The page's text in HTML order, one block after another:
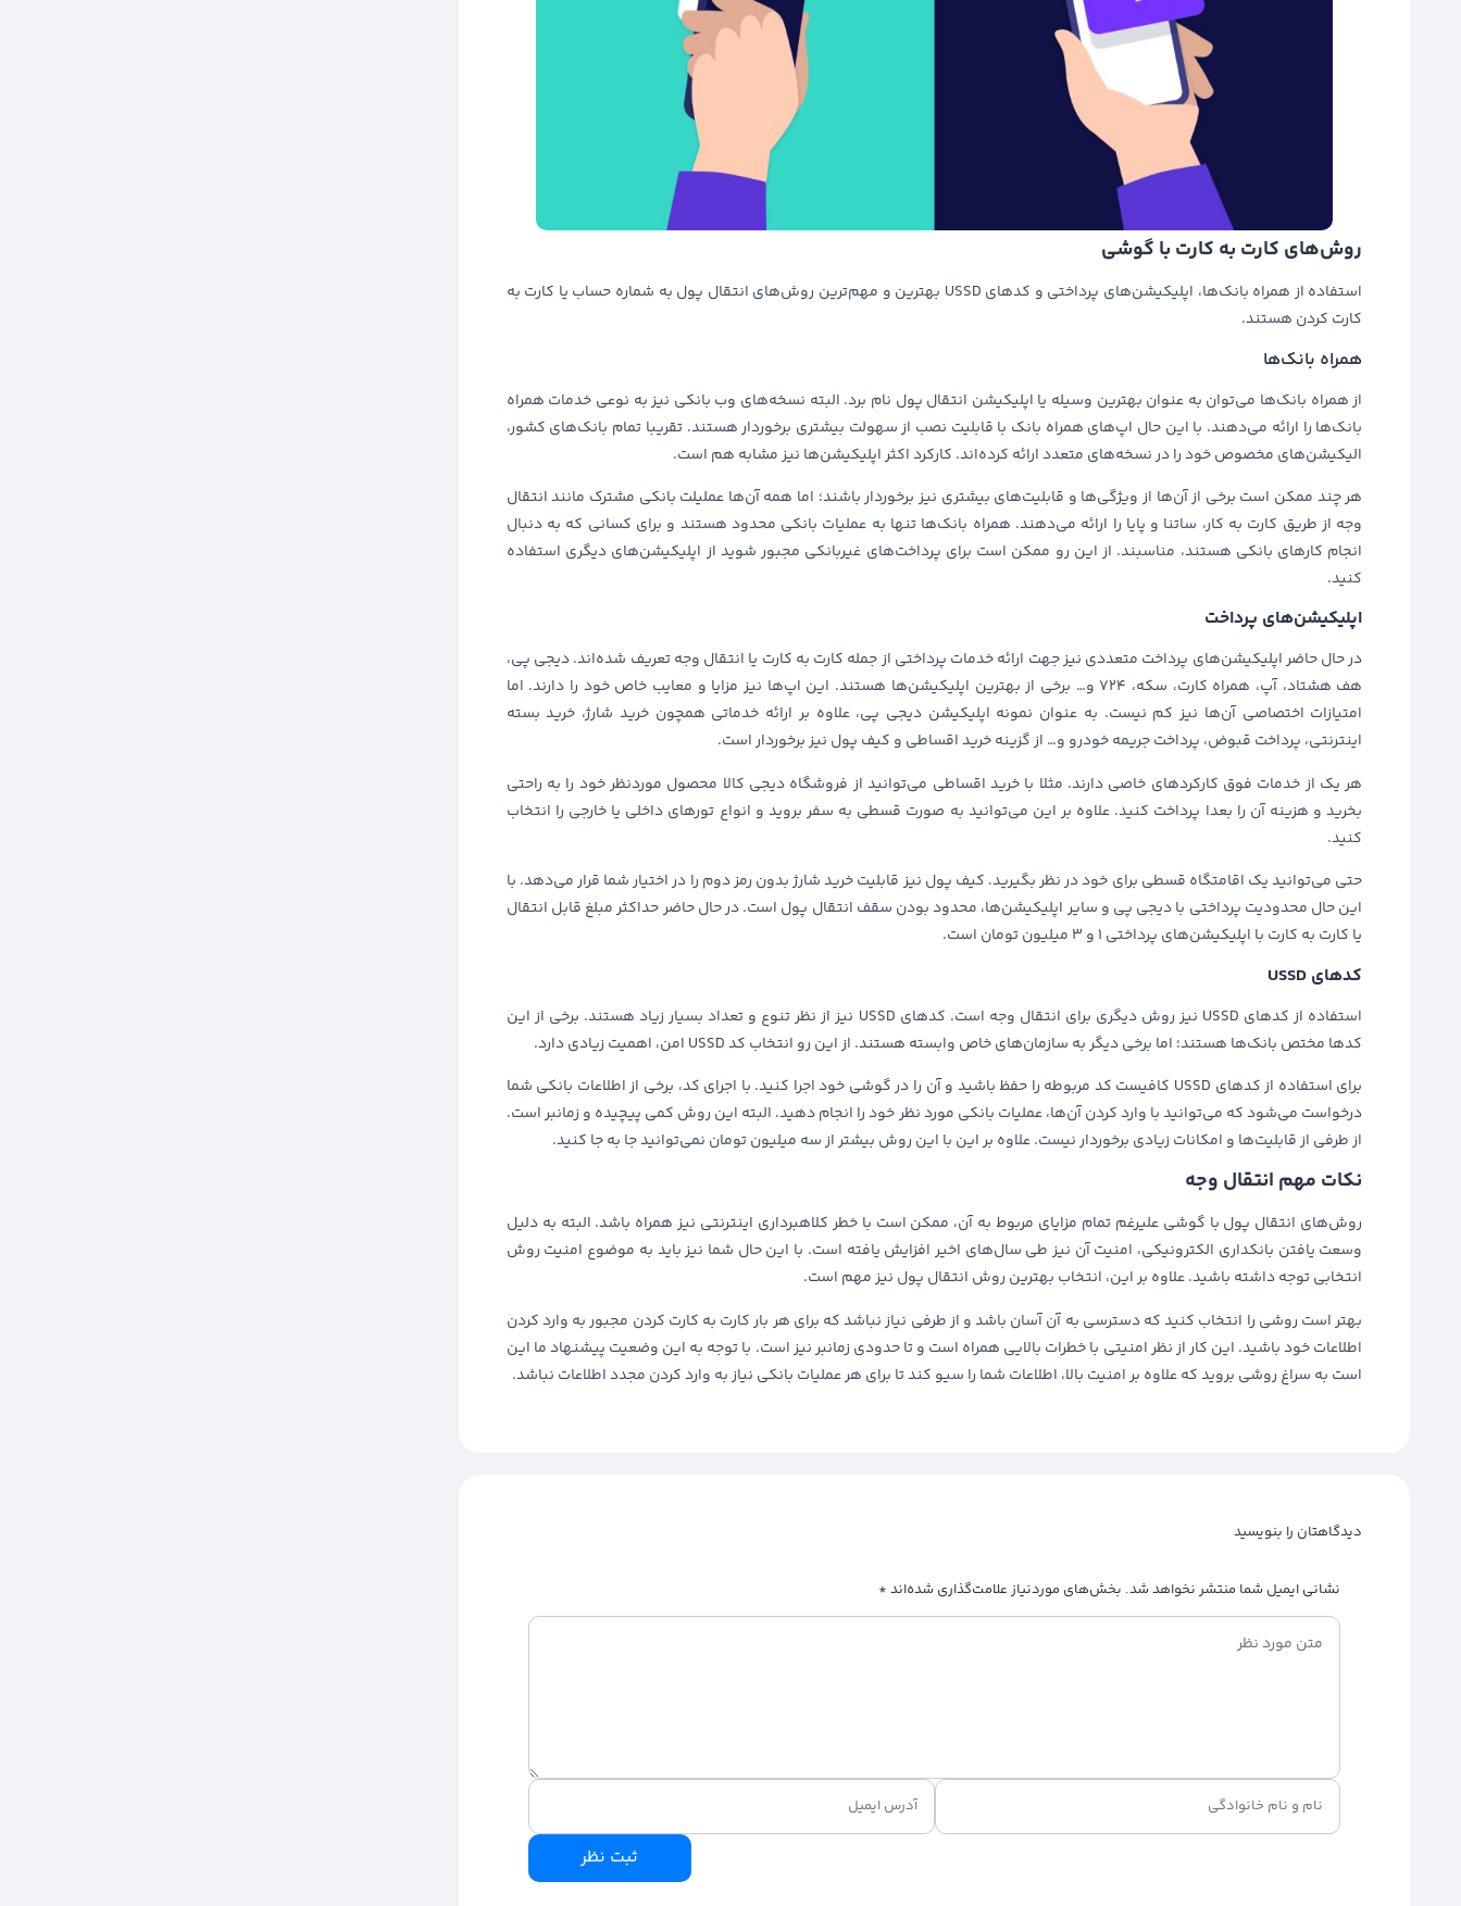
روش‌های کارت به کارت با گوشی
استفاده از همراه بانک‌ها، اپلیکیشن‌های پرداختی و کدهای USSD بهترین و مهم‌ترین روش‌های انتقال پول به شماره حساب یا کارت به
کارت کردن هستند.
همراه بانک‌ها
از همراه بانک‌ها می‌توان به عنوان بهترین وسیله یا اپلیکیشن انتقال پول نام برد. البته نسخه‌های وب بانکی نیز به نوعی خدمات همراه
بانک‌ها را ارائه می‌دهند. با این حال اپ‌های همراه بانک با قابلیت نصب از سهولت بیشتری برخوردار هستند. تقریبا تمام بانک‌های کشور،
الیکیشن‌های مخصوص خود را در نسخه‌های متعدد ارائه کرده‌اند. کارکرد اکثر اپلیکیشن‌ها نیز مشابه هم است.
هر چند ممکن است برخی از آن‌ها از ویژگی‌ها و قابلیت‌های بیشتری نیز برخوردار باشند؛ اما همه آن‌ها عملیلت بانکی مشترک مانند انتقال
وجه از طریق کارت به کار، ساتنا و پایا را ارائه می‌دهند. همراه بانک‌ها تنها به عملیات بانکی محدود هستند و برای کسانی که به دنبال
انجام کارهای بانکی هستند، مناسبند. از این رو ممکن است برای پرداخت‌های غیربانکی مجبور شوید از اپلیکیشن‌های دیگری استفاده
کنید.
اپلیکیشن‌های پرداخت
در حال حاضر اپلیکیشن‌های پرداخت متعددی نیز جهت ارائه خدمات پرداختی از جمله کارت به کارت یا انتقال وجه تعریف شده‌اند. دیجی پی،
هف هشتاد، آپ، همراه کارت، سکه، 724 و… برخی از بهترین اپلیکیشن‌ها هستند. این اپ‌ها نیز مزایا و معایب خاص خود را دارند. اما
امتیازات اختصاصی آن‌ها نیز کم نیست. به عنوان نمونه اپلیکیشن دیجی پی، علاوه بر ارائه خدماتی همچون خرید شارژ، خرید بسته
اینترنتی، پرداخت قبوض، پرداخت جریمه خودرو و… از گزینه خرید اقساطی و کیف پول نیز برخوردار است.
هر یک از خدمات فوق کارکردهای خاصی دارند. مثلا با خرید اقساطی می‌توانید از فروشگاه دیجی کالا محصول موردنظر خود را به راحتی
بخرید و هزینه آن را بعدا پرداخت کنید. علاوه بر این می‌توانید به صورت قسطی به سفر بروید و انواع تورهای داخلی یا خارجی را انتخاب
کنید.
حتی می‌توانید یک اقامتگاه قسطی برای خود در نظر بگیرید. کیف پول نیز قابلیت خرید شارژ بدون رمز دوم را در اختیار شما قرار می‌دهد. با
این حال محدودیت پرداختی با دیجی پی و سایر اپلیکیشن‌ها، محدود بودن سقف انتقال پول است. در حال حاضر حداکثر مبلغ قابل انتقال
یا کارت به کارت با اپلیکیشن‌های پرداختی 1 و 3 میلیون تومان است.
کدهای USSD
استفاده از کدهای USSD نیز روش دیگری برای انتقال وجه است. کدهای USSD نیز از نظر تنوع و تعداد بسیار زیاد هستند. برخی از این
کدها مختص بانک‌ها هستند؛ اما برخی دیگر به سازمان‌های خاص وابسته هستند. از این رو انتخاب کد USSD امن، اهمیت زیادی دارد.
برای استفاده از کدهای USSD کافیست کد مربوطه را حفظ باشید و آن را در گوشی خود اجرا کنید. با اجرای کد، برخی از اطلاعات بانکی شما
درخواست می‌شود که می‌توانید با وارد کردن آن‌ها، عملیات بانکی مورد نظر خود را انجام دهید. البته این روش کمی پیچیده و زمانبر است.
از طرفی از قابلیت‌ها و امکانات زیادی برخوردار نیست. علاوه بر این با این روش بیشتر از سه میلیون تومان نمی‌توانید جا به جا کنید.
نکات مهم انتقال وجه
روش‌های انتقال پول با گوشی علیرغم تمام مزایای مربوط به آن، ممکن است با خطر کلاهبرداری اینترنتی نیز همراه باشد. البته به دلیل
وسعت یافتن بانکداری الکترونیکی، امنیت آن نیز طی سال‌های اخیر افزایش یافته است. با این حال شما نیز باید به موضوع امنیت روش
انتخابی توجه داشته باشید. علاوه بر این، انتخاب بهترین روش انتقال پول نیز مهم است.
بهتر است روشی را انتخاب کنید که دسترسی به آن آسان باشد و از طرفی نیاز نباشد که برای هر بار کارت به کارت کردن مجبور به وارد کردن
اطلاعات خود باشید. این کار از نظر امنیتی با خطرات بالایی همراه است و تا حدودی زمانبر نیز است. با توجه به این وضعیت پیشنهاد ما این
است به سراغ روشی بروید که علاوه بر امنیت بالا، اطلاعات شما را سیو کند تا برای هر عملیات بانکی نیاز به وارد کردن مجدد اطلاعات نباشد.
دیدگاهتان را بنویسید
نشانی ایمیل شما منتشر نخواهد شد. بخش‌های موردنیاز علامت‌گذاری شده‌اند *
ثبت نظر